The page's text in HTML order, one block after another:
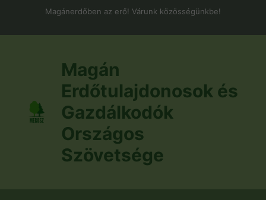
Magánerdőben az erő! Várunk közösségünkbe!
Magán
Erdőtulajdonosok és
Gazdálkodók
Országos
Szövetsége